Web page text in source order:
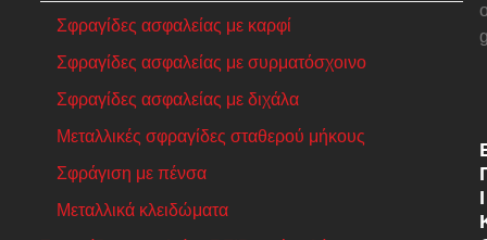
Σφραγίδες ασφαλείας με καρφί
Σφραγίδες ασφαλείας με συρματόσχοινο
Σφραγίδες ασφαλείας με διχάλα
Μεταλλικές σφραγίδες σταθερού μήκους
Σφράγιση με πένσα
Μεταλλικά κλειδώματα
Ι